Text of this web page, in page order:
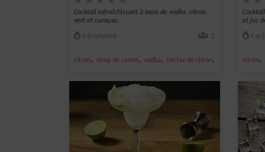
Cocktail rafraîchissant à base de vodka, citron
vert et curaçao.
Moyenne 1
citron, sirop de canne, vodka, nectar de citron, curaçao bleu
et jus
citron,